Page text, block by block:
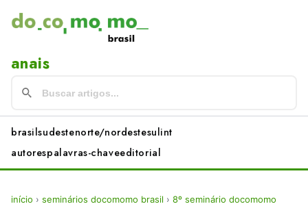
anais
brasilsudestenorte/nordestesulint
autorespalavras-chaveeditorial
início › seminários docomomo brasil › 8º seminário docomomo